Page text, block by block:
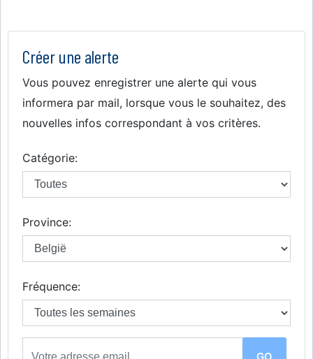
Créer une alerte
Vous pouvez enregistrer une alerte qui vous
informera par mail, lorsque vous le souhaitez, des
nouvelles infos correspondant à vos critères.
Catégorie:
Province:
Fréquence: